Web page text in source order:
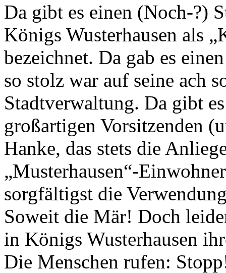
Da gibt es einen (Noch-?)
Königs Wusterhausen als
bezeichnet. Da gab es
so stolz war auf seine ach
Stadtverwaltung. Da gibt
großartigen Vorsitzenden
Hanke, das stets die
„Musterhausen“-
sorgfältigst die
Soweit die Mär! Doch
in Königs Wusterhausen
Die Menschen rufen: